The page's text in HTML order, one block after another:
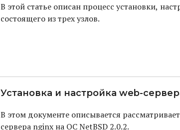
В этой статье описан процесс установки,
состоящего из трех узлов.
Установка и настройка web-
В этом документе описывается
сервера nginx на ОС NetBSD 2.0.2.